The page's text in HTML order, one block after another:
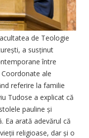
de Teologie
a susținut
între
ale
referire la familie
Tudose a explicat că
pauline și
Ea arată adevărul că
religioase, dar și o